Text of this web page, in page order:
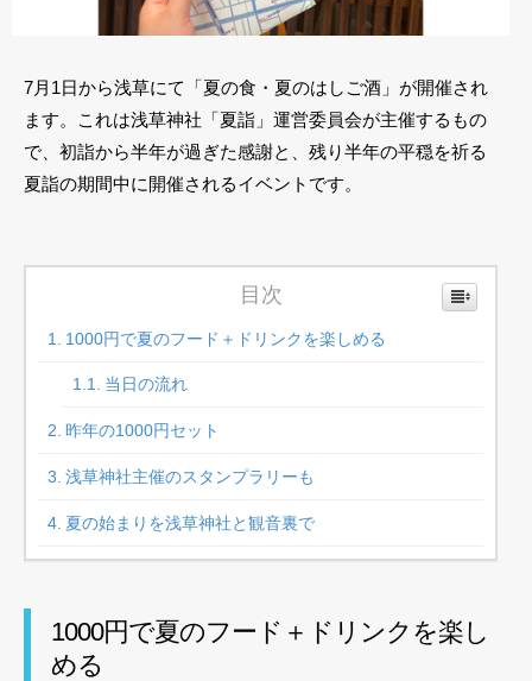
7月1日から浅草にて「夏の食・夏のはしご酒」が開催され
ます。これは浅草神社「夏詣」運営委員会が主催するもの
で、初詣から半年が過ぎた感謝と、残り半年の平穏を祈る
夏詣の期間中に開催されるイベントです。
目次
1000円で夏のフード＋ドリンクを楽しめる
当日の流れ
昨年の1000円セット
浅草神社主催のスタンプラリーも
夏の始まりを浅草神社と観音裏で
1000円で夏のフード＋ドリンクを楽し
める